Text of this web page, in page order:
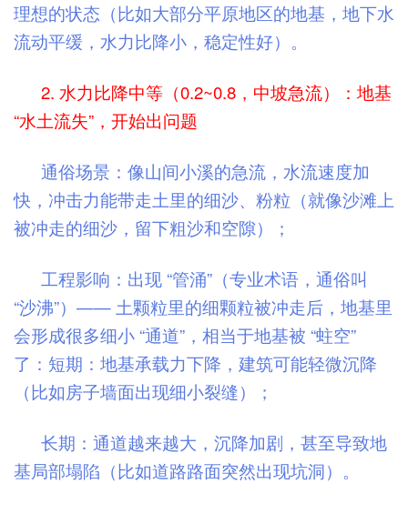
理想的状态（比如大部分平原地区的地基，地下水
流动平缓，水力比降小，稳定性好）。
2. 水力比降中等（0.2~0.8，中坡急流）：地基
“水土流失”，开始出问题
通俗场景：像山间小溪的急流，水流速度加
快，冲击力能带走土里的细沙、粉粒（就像沙滩上
被冲走的细沙，留下粗沙和空隙）；
工程影响：出现 “管涌”（专业术语，通俗叫
“沙沸”）—— 土颗粒里的细颗粒被冲走后，地基里
会形成很多细小 “通道”，相当于地基被 “蛀空”
了：短期：地基承载力下降，建筑可能轻微沉降
（比如房子墙面出现细小裂缝）；
长期：通道越来越大，沉降加剧，甚至导致地
基局部塌陷（比如道路路面突然出现坑洞）。